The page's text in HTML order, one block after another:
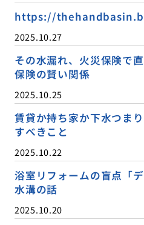
https://
2025.10.27
その水漏れ、火災保険で
保険の賢い関係
2025.10.25
賃貸か持ち家か下水つま
すべきこと
2025.10.22
浴室リフォームの盲点「
水溝の話
2025.10.20